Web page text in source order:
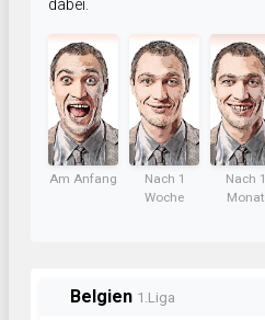
dabei.
Am Anfang
Nach 1
Woche
Nach 1
Monat
Belgien 1.Liga